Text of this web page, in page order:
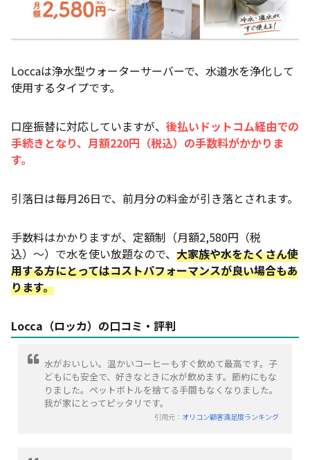
Loccaは浄水型ウォーターサーバーで、水道水を浄化して
使用するタイプです。
口座振替に対応していますが、 後払いドットコム経由での
手続きとなり、月額220円 （税込） の手数料がかかりま
す。
引落日は毎月26日で、前月分の料金が引き落とされます。
手数料はかかりますが、定額制（月額2,580円（税
込）〜）で水を使い放題なので、 大家族や水をたくさん使
用する方にとってはコストパフォーマンスが良い場合もあ
ります。
Locca（ロッカ）の口コミ・評判
水がおいしい。温かいコーヒーもすぐ飲めて最高です。子
どもにも安全で、好きなときに水が飲めます。節約にもな
りました。ペットボトルを捨てる手間もなくなりました。
我が家にとってピッタリです。
引用元： オリコン顧客満足度ランキング